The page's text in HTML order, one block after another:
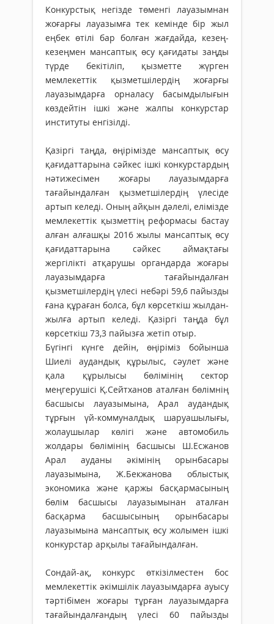
Конкурстық негізде төменгі лауазымнан
жоғарғы лауазымға тек кемінде бір жыл
еңбек өтілі бар болған жағдайда, кезең-
кезеңмен мансаптық өсу қағидаты заңды
түрде бекітіліп, қызметте жүрген
мемлекеттік қызметшілердің жоғарғы
лауазымдарға орналасу басымдылығын
көздейтін ішкі және жалпы конкурстар
институты енгізілді.
Қазіргі таңда, өңірімізде мансаптық өсу
қағидаттарына сәйкес ішкі конкурстардың
нәтижесімен жоғары лауазымдарға
тағайындалған қызметшілердің үлесіде
артып келеді. Оның айқын дәлелі, елімізде
мемлекеттік қызметтің реформасы бастау
алған алғашқы 2016 жылы мансаптық өсу
қағидаттарына сәйкес аймақтағы
жергілікті атқарушы органдарда жоғары
лауазымдарға тағайындалған
қызметшілердің үлесі небәрі 59,6 пайызды
ғана құраған болса, бұл көрсеткіш жылдан-
жылға артып келеді. Қазіргі таңда бұл
көрсеткіш 73,3 пайызға жетіп отыр.
Бүгінгі күнге дейін, өңіріміз бойынша
Шиелі аудандық құрылыс, сәулет және
қала құрылысы бөлімінің сектор
меңгерушісі Қ.Сейтханов аталған бөлімнің
басшысы лауазымына, Арал аудандық
тұрғын үй-коммуналдық шаруашылығы,
жолаушылар көлігі және автомобиль
жолдары бөлімінің басшысы Ш.Есжанов
Арал ауданы әкімінің орынбасары
лауазымына, Ж.Бекжанова облыстық
экономика және қаржы басқармасының
бөлім басшысы лауазымынан аталған
басқарма басшысының орынбасары
лауазымына мансаптық өсу жолымен ішкі
конкурстар арқылы тағайындалған.
Сондай-ақ, конкурс өткізілместен бос
мемлекеттік әкімшілік лауазымдарға ауысу
тәртібімен жоғары тұрған лауазымдарға
тағайындалғандың үлесі 60 пайызды